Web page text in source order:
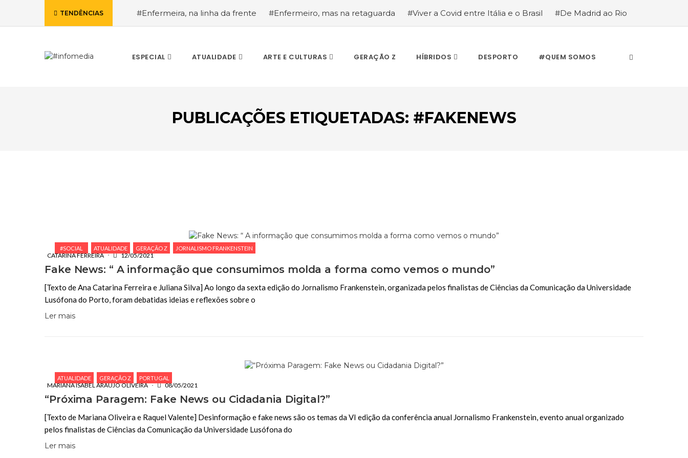
TENDÊNCIAS #Enfermeira, na linha da frente #Enfermeiro, mas na retaguarda #Viver a Covid entre Itália e o Brasil
#De Madrid ao Rio
ESPECIAL ATUALIDADE ARTE E CULTURAS GERAÇÃO Z HÍBRIDOS DESPORTO #QUEM SOMOS
PUBLICAÇÕES ETIQUETADAS: #FAKENEWS
#SOCIAL ATUALIDADE GERAÇÃO Z JORNALISMO FRANKENSTEIN
CATARINA FERREIRA 12/05/2021
Fake News: “ A informação que consumimos molda a forma como vemos o mundo”
[Texto de Ana Catarina Ferreira e Juliana Silva] Ao longo da sexta edição do Jornalismo Frankenstein, organizada pelos finalistas de Ciências da Comunicação da Universidade
Lusófona do Porto, foram debatidas ideias e reflexões sobre o
Ler mais
ATUALIDADE GERAÇÃO Z PORTUGAL
MARIANA ISABEL ARAÚJO OLIVEIRA 08/05/2021
“Próxima Paragem: Fake News ou Cidadania Digital?”
[Texto de Mariana Oliveira e Raquel Valente] Desinformação e fake news são os temas da VI edição da conferência anual Jornalismo Frankenstein, evento anual organizado
pelos finalistas de Ciências da Comunicação da Universidade Lusófona do
Ler mais